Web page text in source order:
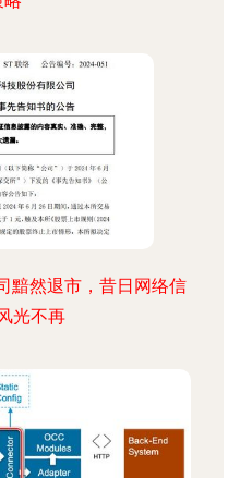
黯然退市，昔日网络信
光不再